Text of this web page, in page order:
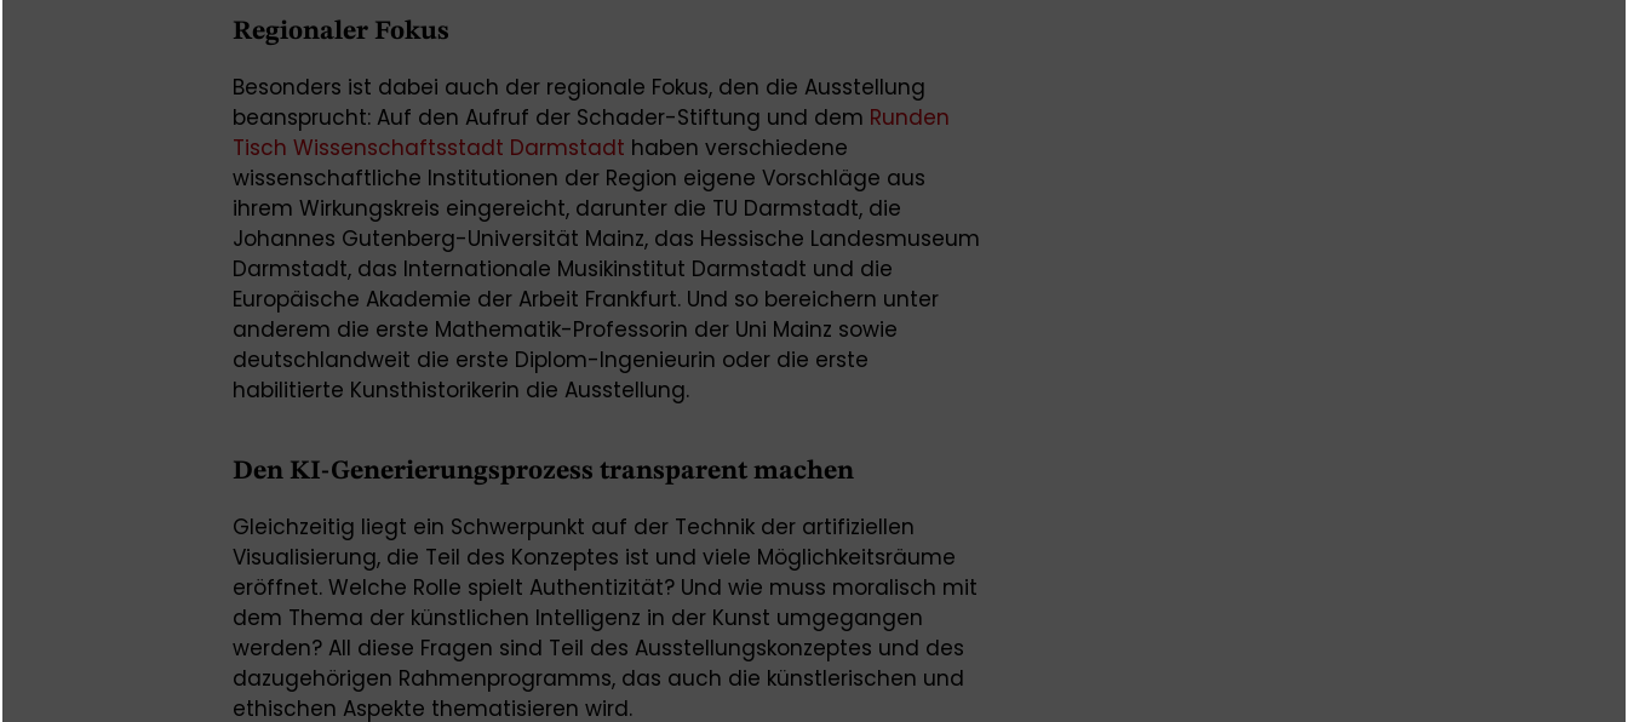
Regionaler Fokus
Besonders ist dabei auch der regionale Fokus, den die Ausstellung
beansprucht: Auf den Aufruf der Schader-Stiftung und dem Runden
Tisch Wissenschaftsstadt Darmstadt haben verschiedene
wissenschaftliche Institutionen der Region eigene Vorschläge aus
ihrem Wirkungskreis eingereicht, darunter die TU Darmstadt, die
Johannes Gutenberg-Universität Mainz, das Hessische Landesmuseum
Darmstadt, das Internationale Musikinstitut Darmstadt und die
Europäische Akademie der Arbeit Frankfurt. Und so bereichern unter
anderem die erste Mathematik-Professorin der Uni Mainz sowie
deutschlandweit die erste Diplom-Ingenieurin oder die erste
habilitierte Kunsthistorikerin die Ausstellung.
Den KI-Generierungsprozess transparent machen
Gleichzeitig liegt ein Schwerpunkt auf der Technik der artifiziellen
Visualisierung, die Teil des Konzeptes ist und viele Möglichkeitsräume
eröffnet. Welche Rolle spielt Authentizität? Und wie muss moralisch mit
dem Thema der künstlichen Intelligenz in der Kunst umgegangen
werden? All diese Fragen sind Teil des Ausstellungskonzeptes und des
dazugehörigen Rahmenprogramms, das auch die künstlerischen und
ethischen Aspekte thematisieren wird.